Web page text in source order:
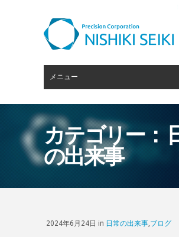
メニュー
カテゴリー：
の出来事
2024年6月24日 in 日常の出来事,ブログ